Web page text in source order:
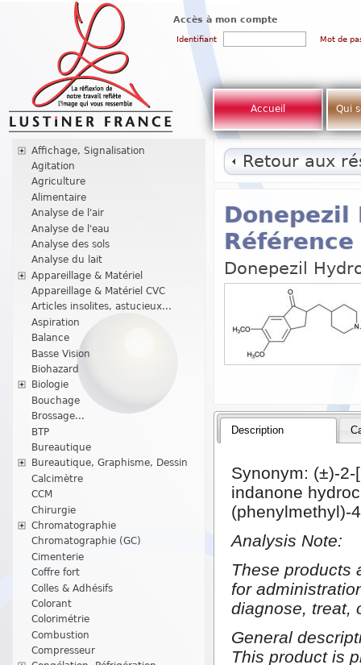
Accès à mon compte
Identifiant Mot de
Accueil Qui
Affichage, Signalisation
Agitation
Agriculture
Alimentaire
Analyse de l'air
Analyse de l'eau
Analyse des sols
Analyse du lait
Appareillage & Matériel
Appareillage & Matériel CVC
Articles insolites, astucieux...
Aspiration
Balance
Basse Vision
Biohazard
Biologie
Bouchage
Brossage...
BTP
Bureautique
Bureautique, Graphisme, Dessin
Calcimètre
CCM
Chirurgie
Chromatographie
Chromatographie (GC)
Cimenterie
Coffre fort
Colles & Adhésifs
Colorant
Colorimétrie
Combustion
Compresseur
Retour aux
Donepezil
Donepezil
Description
Synonym: (±)-2-
indanone
(phenylmethyl)-
Analysis Note:
These products
for
diagnose, treat,
General
This product is